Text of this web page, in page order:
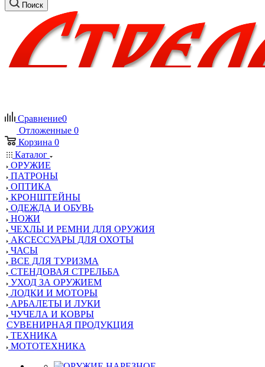
Поиск
Сравнение0
Отложенные 0
Корзина 0
Каталог
ОРУЖИЕ
ПАТРОНЫ
ОПТИКА
КРОНШТЕЙНЫ
ОДЕЖДА И ОБУВЬ
НОЖИ
ЧЕХЛЫ И РЕМНИ ДЛЯ ОРУЖИЯ
АКСЕССУАРЫ ДЛЯ ОХОТЫ
ЧАСЫ
ВСЕ ДЛЯ ТУРИЗМА
СТЕНДОВАЯ СТРЕЛЬБА
УХОД ЗА ОРУЖИЕМ
ЛОДКИ И МОТОРЫ
АРБАЛЕТЫ И ЛУКИ
ЧУЧЕЛА И КОВРЫ
СУВЕНИРНАЯ ПРОДУКЦИЯ
ТЕХНИКА
МОТОТЕХНИКА